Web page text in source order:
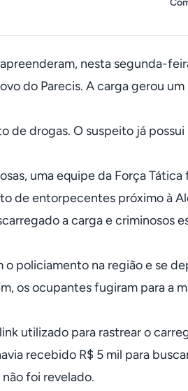
nesta segunda-
do Parecis. A carga gerou
drogas. O suspeito já
uma equipe da Força
de entorpecentes próximo à
a carga e criminosos
policiamento na região e se
os ocupantes fugiram para a
utilizado para rastrear o
recebido R$ 5 mil para
foi revelado.